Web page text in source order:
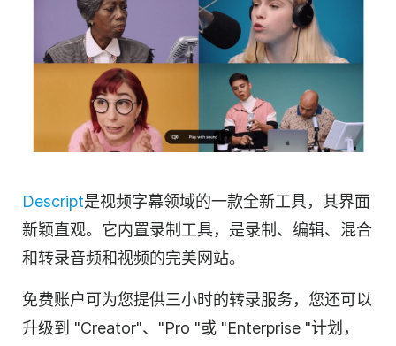
Descript是视频字幕领域的一款全新工具，其界面
新颖直观。它内置录制工具，是录制、编辑、混合
和转录音频和视频的完美网站。
免费账户可为您提供三小时的转录服务，您还可以
升级到 "Creator"、"Pro "或 "Enterprise "计划，